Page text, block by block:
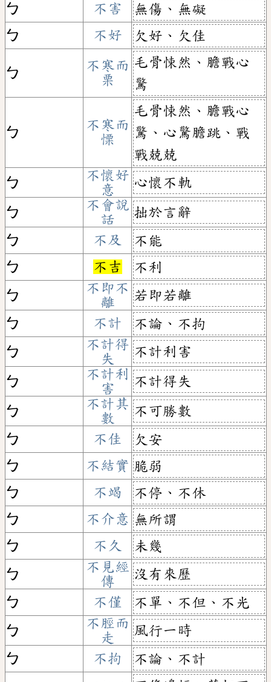
ㄅ
不害
無傷、無礙
ㄅ
不好 欠好、欠佳
ㄅ
不寒而
栗
毛骨悚然、膽戰心
驚
ㄅ
不寒而
慄
毛骨悚然、膽戰心
驚、心驚膽跳、戰
戰兢兢
ㄅ
不懷好
意
心懷不軌
ㄅ
不會說
話
拙於言辭
ㄅ
不及
不能
ㄅ
不吉
不利
ㄅ
不即不
離
若即若離
ㄅ
不計
不論、不拘
ㄅ
不計得
失
不計利害
ㄅ
不計利
害
不計得失
ㄅ
不計其
數
不可勝數
ㄅ
不佳
欠安
ㄅ
不結實 脆弱
ㄅ
不竭
不停、不休
ㄅ
不介意 無所謂
ㄅ
不久
未幾
ㄅ
不見經
傳
沒有來歷
ㄅ
不僅
不單、不但、不光
ㄅ
不脛而
走
風行一時
ㄅ
不拘 不論、不計